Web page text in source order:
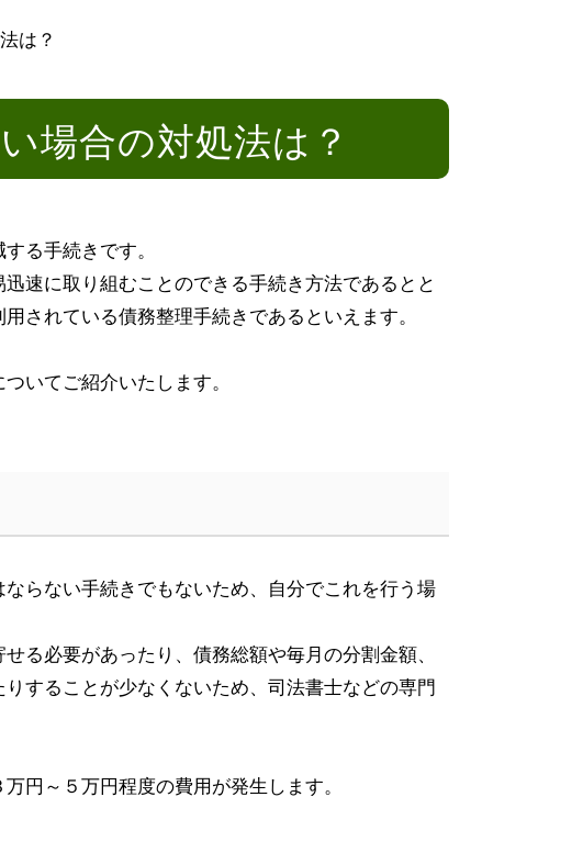
は？
場合の対処法は？
る手続きです。
速に取り組むことのできる手続き方法であるとと
されている債務整理手続きであるといえます。
いてご紹介いたします。
らない手続きでもないため、自分でこれを行う場
る必要があったり、債務総額や毎月の分割金額、
することが少なくないため、司法書士などの専門
円～５万円程度の費用が発生します。